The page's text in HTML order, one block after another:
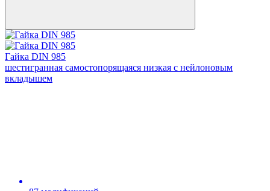
Гайка DIN 985
шестигранная самостопорящаяся низкая с нейлоновым
вкладышем